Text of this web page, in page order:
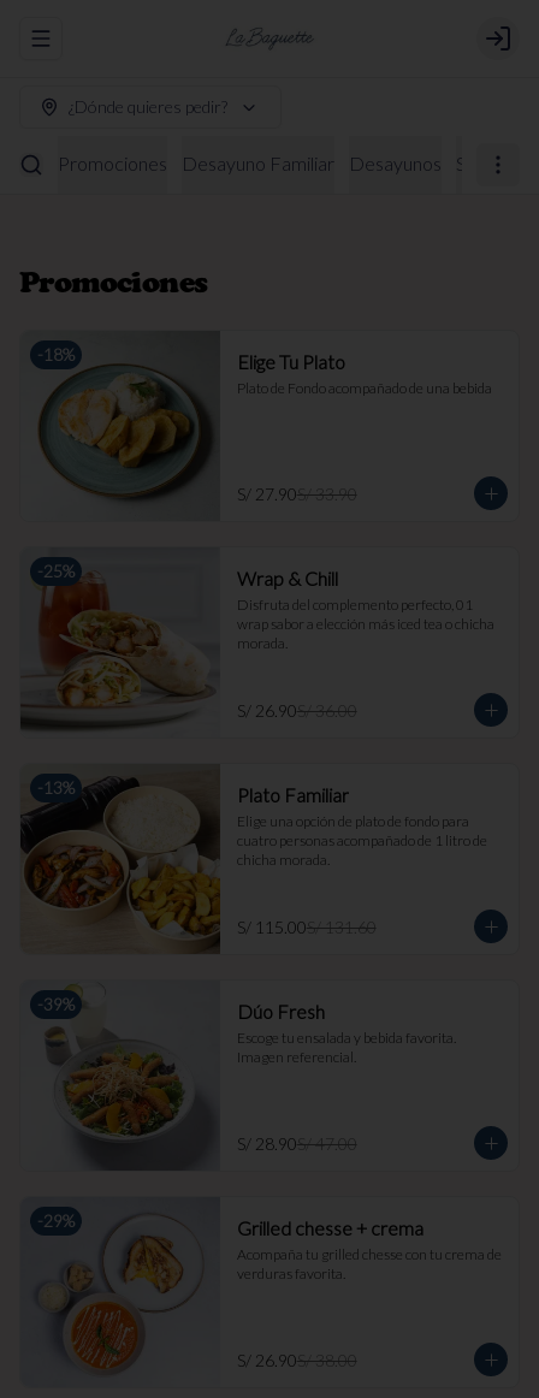
Abrir menu de navegación Login
¿Dónde quieres pedir?
Promociones Desayuno Familiar Desayunos
Promociones
-18% Elige Tu Plato
Plato de Fondo acompañado de una bebida
S/ 27.90S/ 33.90
-25% Wrap & Chill
Disfruta del complemento perfecto, 01
wrap sabor a elección más iced tea o chicha
morada.
S/ 26.90S/ 36.00
-13% Plato Familiar
Elige una opción de plato de fondo para
cuatro personas acompañado de 1 litro de
chicha morada.
S/ 115.00S/ 131.60
-39% Dúo Fresh
Escoge tu ensalada y bebida favorita.
Imagen referencial.
S/ 28.90S/ 47.00
-29% Grilled chesse + crema
Acompaña tu grilled chesse con tu crema de
verduras favorita.
S/ 26.90S/ 38.00